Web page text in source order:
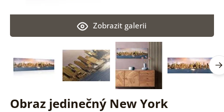
Obraz jedinečný New York
Zobrazit galerii